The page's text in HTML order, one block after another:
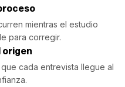
mientras el estudio
para corregir.
origen
cada entrevista llegue al